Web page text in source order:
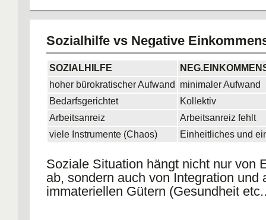
Zweck
Sozialhilfe vs Negative
SOZIALHILFE
hoher bürokratischer Aufwand
minimaler Aufwand
Bedarfsgerichtet
Kollektiv
Arbeitsanreiz
Arbeitsanreiz fehlt
viele Instrumente (Chaos)
Einheitliches und
Soziale Situation hängt nicht nur von
ab, sondern auch von Integration und
immateriellen Gütern (Gesundheit